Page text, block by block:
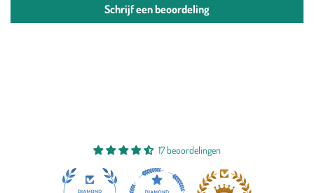
Schrijf een beoordeling
17 beoordelingen